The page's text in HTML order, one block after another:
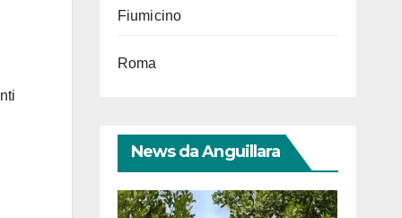
Fiumicino
Roma
News da Anguillara